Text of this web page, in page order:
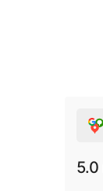
5.0